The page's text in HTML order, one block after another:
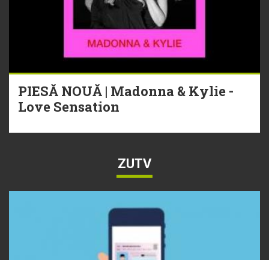
PIESĂ NOUĂ | Madonna & Kylie -
Love Sensation
ZUTV